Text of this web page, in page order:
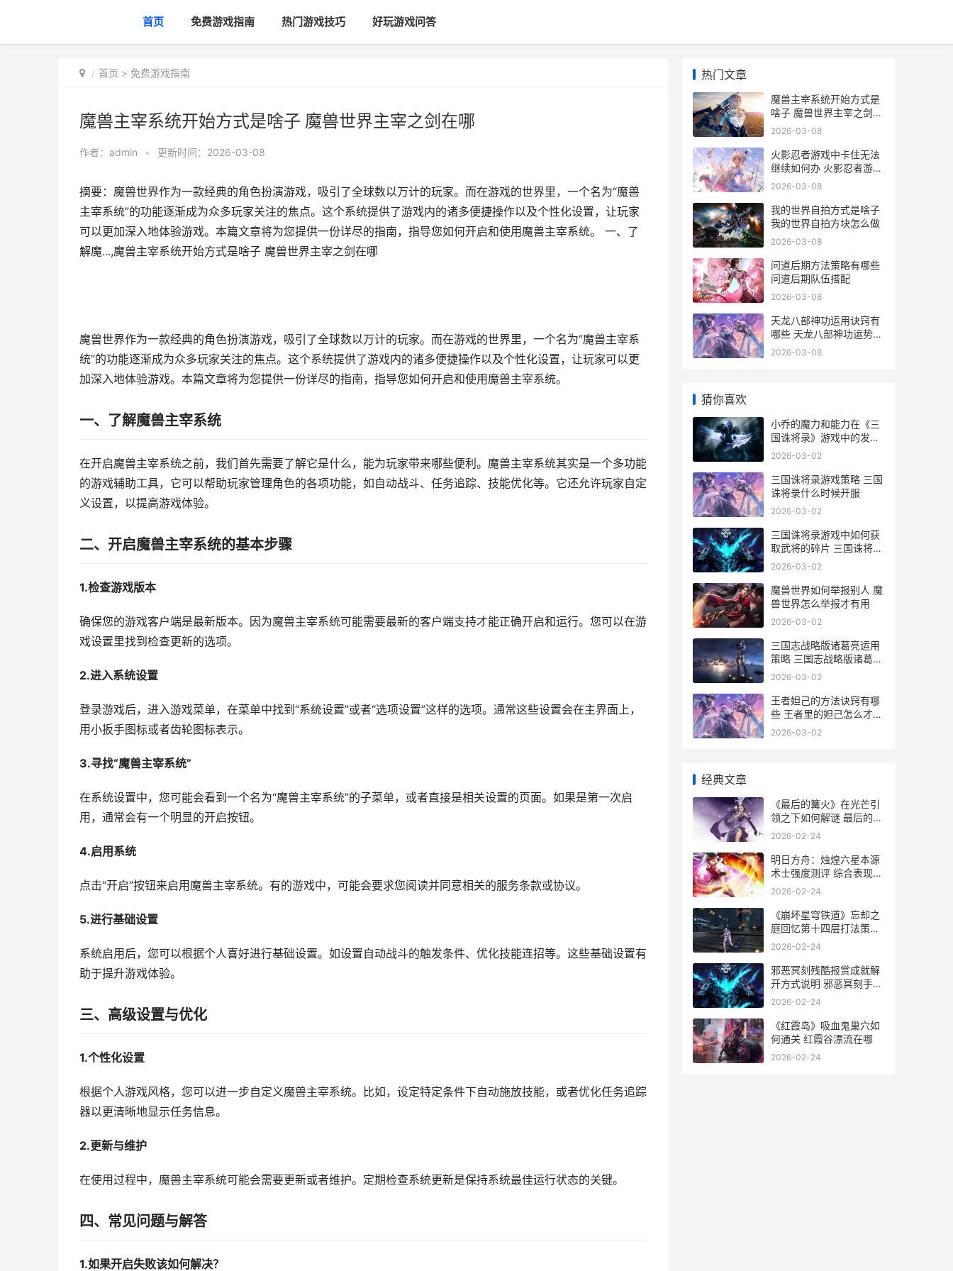
首页 免费游戏指南 热门游戏技巧 好玩游戏问答
首页 > 免费游戏指南
魔兽主宰系统开始方式是啥子 魔兽世界主宰之剑在哪
作者： admin • 更新时间：2026-03-08
摘要：魔兽世界作为一款经典的角色扮演游戏，吸引了全球数以万计的玩家。而在游戏的世界里，一个名为“魔兽
主宰系统”的功能逐渐成为众多玩家关注的焦点。这个系统提供了游戏内的诸多便捷操作以及个性化设置，让玩家
可以更加深入地体验游戏。本篇文章将为您提供一份详尽的指南，指导您如何开启和使用魔兽主宰系统。 一、了
解魔...,魔兽主宰系统开始方式是啥子 魔兽世界主宰之剑在哪
魔兽世界作为一款经典的角色扮演游戏，吸引了全球数以万计的玩家。而在游戏的世界里，一个名为“魔兽主宰系
统”的功能逐渐成为众多玩家关注的焦点。这个系统提供了游戏内的诸多便捷操作以及个性化设置，让玩家可以更
加深入地体验游戏。本篇文章将为您提供一份详尽的指南，指导您如何开启和使用魔兽主宰系统。
一、了解魔兽主宰系统
在开启魔兽主宰系统之前，我们首先需要了解它是什么，能为玩家带来哪些便利。魔兽主宰系统其实是一个多功能
的游戏辅助工具，它可以帮助玩家管理角色的各项功能，如自动战斗、任务追踪、技能优化等。它还允许玩家自定
义设置，以提高游戏体验。
二、开启魔兽主宰系统的基本步骤
1.检查游戏版本
确保您的游戏客户端是最新版本。因为魔兽主宰系统可能需要最新的客户端支持才能正确开启和运行。您可以在游
戏设置里找到检查更新的选项。
2.进入系统设置
登录游戏后，进入游戏菜单，在菜单中找到“系统设置”或者“选项设置”这样的选项。通常这些设置会在主界面上，
用小扳手图标或者齿轮图标表示。
3.寻找“魔兽主宰系统”
在系统设置中，您可能会看到一个名为“魔兽主宰系统”的子菜单，或者直接是相关设置的页面。如果是第一次启
用，通常会有一个明显的开启按钮。
4.启用系统
点击“开启”按钮来启用魔兽主宰系统。有的游戏中，可能会要求您阅读并同意相关的服务条款或协议。
5.进行基础设置
系统启用后，您可以根据个人喜好进行基础设置。如设置自动战斗的触发条件、优化技能连招等。这些基础设置有
助于提升游戏体验。
三、高级设置与优化
1.个性化设置
根据个人游戏风格，您可以进一步自定义魔兽主宰系统。比如，设定特定条件下自动施放技能，或者优化任务追踪
器以更清晰地显示任务信息。
2.更新与维护
在使用过程中，魔兽主宰系统可能会需要更新或者维护。定期检查系统更新是保持系统最佳运行状态的关键。
四、常见问题与解答
1.如果开启失败该如何解决？
热门文章
魔兽主宰系统开始方式是
啥子 魔兽世界主宰之剑在
哪
2026-03-08
火影忍者游戏中卡住无法
继续如何办 火影忍者游戏
中的神驹宇智波斑
2026-03-08
我的世界自拍方式是啥子
我的世界自拍方块怎么做
2026-03-08
问道后期方法策略有哪些
问道后期队伍搭配
2026-03-08
天龙八部神功运用诀窍有
哪些 天龙八部神功运势怎
么看
2026-03-08
猜你喜欢
小乔的魔力和能力在《三
国诛将录》游戏中的发挥
小乔力气大吗
2026-03-02
三国诛将录游戏策略 三国
诛将录什么时候开服
2026-03-02
三国诛将录游戏中如何获
取武将的碎片 三国诛将录
公测时间
2026-03-02
魔兽世界如何举报别人 魔
兽世界怎么举报才有用
2026-03-02
三国志战略版诸葛亮运用
策略 三国志战略版诸葛亮
赵云张飞
2026-03-02
王者妲己的方法诀窍有哪
些 王者里的妲己怎么才能
玩的很厉害
2026-03-02
经典文章
《最后的篝火》在光芒引
领之下如何解谜 最后的篝
火 阅读答案
2026-02-24
明日方舟：烛煌六星本源
术士强度测评 综合表现略
显依赖队友 明日方舟烛煌
2026-02-24
《崩坏星穹铁道》忘却之
庭回忆第十四层打法策略
崩坏星穹铁道官方正版下
2026-02-24
邪恶冥刻残酷报赏成就解
开方式说明 邪恶冥刻手游
版下载
2026-02-24
《红霞岛》吸血鬼巢穴如
何通关 红霞谷漂流在哪
2026-02-24